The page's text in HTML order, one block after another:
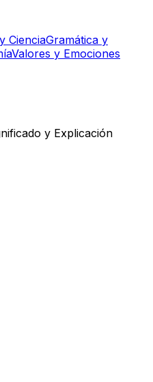
CienciaGramática y
Valores y Emociones
y Explicación